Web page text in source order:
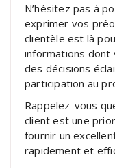
N’hésitez pas à
exprimer vos
clientèle est là
informations dont
des décisions
participation au
Rappelez-vous
client est une
fournir un
rapidement et